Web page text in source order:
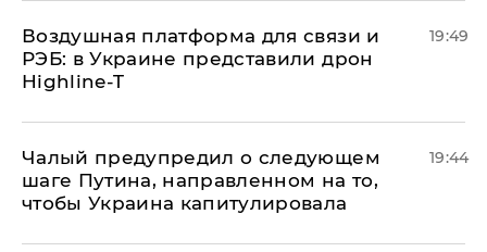
Воздушная платформа для связи и
РЭБ: в Украине представили дрон
Highline-T
19:49
Чалый предупредил о следующем
шаге Путина, направленном на то,
чтобы Украина капитулировала
19:44